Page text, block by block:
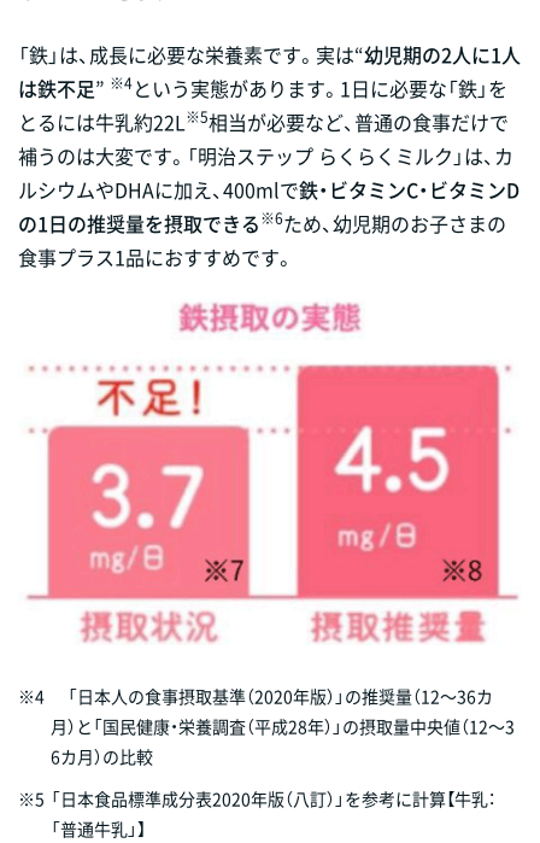
「鉄」は、成長に必要な栄養素です。実は“幼児期の2人に1人
は鉄不足” ※4という実態があります。1日に必要な「鉄」を
とるには牛乳約22L※5相当が必要など、普通の食事だけで
補うのは大変です。「明治ステップ らくらくミルク」は、カ
ルシウムやDHAに加え、400mlで鉄・ビタミンC・ビタミンD
の1日の推奨量を摂取できる※6ため、幼児期のお子さまの
食事プラス1品におすすめです。
※4
「日本人の食事摂取基準（2020年版）」の推奨量（12～36カ
月）と「国民健康・栄養調査（平成28年）」の摂取量中央値（12～3
6カ月）の比較
※5 「日本食品標準成分表2020年版（八訂）」を参考に計算【牛乳：
「普通牛乳」】